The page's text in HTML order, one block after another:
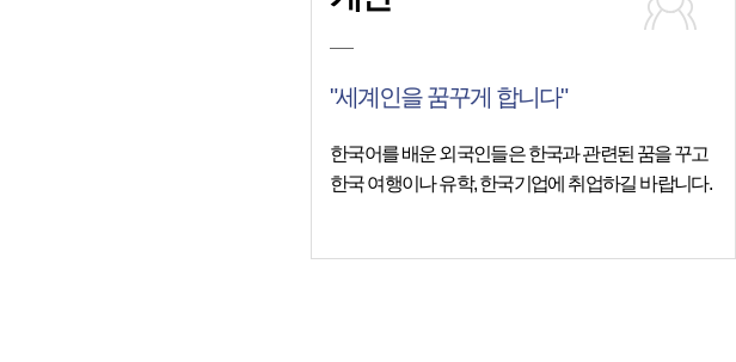
"세계인을 꿈꾸게 합니다"
한국어를 배운 외국인들은 한국과 관련된 꿈을 꾸고
한국 여행이나 유학, 한국기업에 취업하길 바랍니다.